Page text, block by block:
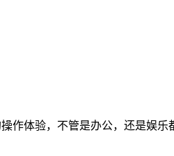
作体验，不管是办公，还是娱